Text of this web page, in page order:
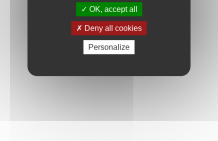
OK, accept all
Deny all cookies
Personalize